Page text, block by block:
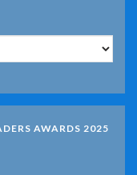
AWARDS 2025